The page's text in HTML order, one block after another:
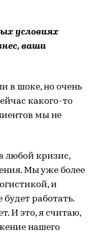
условиях
ваши
в шоке, но очень
какого-то
мы не
любой кризис,
Мы уже более
и
будет работать.
И это, я считаю,
нашего